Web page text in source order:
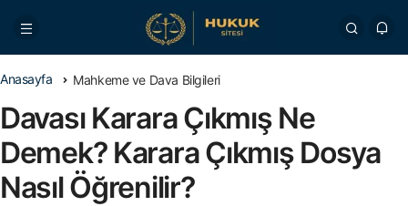
Anasayfa Mahkeme ve Dava Bilgileri
Davası Karara Çıkmış Ne
Demek? Karara Çıkmış Dosya
Nasıl Öğrenilir?